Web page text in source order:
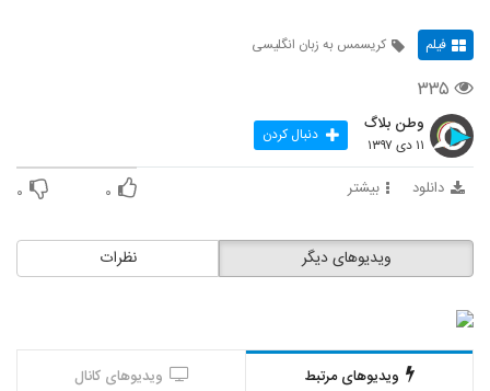
فیلم کریسمس به زبان انگلیسی
۳۳۵
وطن بلاگ
۱۱ دی ۱۳۹۷ دنبال کردن
دانلود بیشتر ۰ ۰
نظرات ویدیوهای دیگر
ویدیوهای مرتبط ویدیوهای کانال